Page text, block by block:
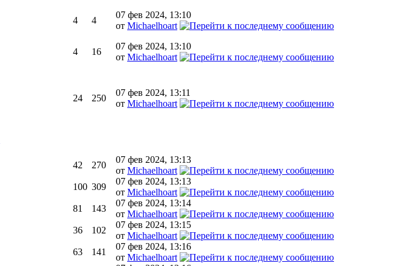
4 4
07 фев 2024, 13:10
от Michaelhoart
4 16
07 фев 2024, 13:10
от Michaelhoart
24 250
07 фев 2024, 13:11
от Michaelhoart
42 270
07 фев 2024, 13:13
от Michaelhoart
100 309
07 фев 2024, 13:13
от Michaelhoart
81 143
07 фев 2024, 13:14
от Michaelhoart
36 102
07 фев 2024, 13:15
от Michaelhoart
63 141
07 фев 2024, 13:16
от Michaelhoart